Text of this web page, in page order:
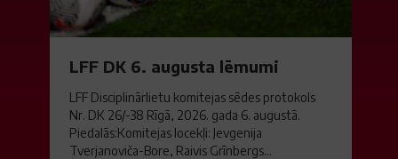
LFF DK 6. augusta lēmumi
LFF Disciplinārlietu komitejas sēdes protokols
Nr. DK 26/-38 Rīgā, 2026. gada 6. augustā.
Piedalās:Komitejas locekļi: Jevgenija
Tverjanoviča-Bore, Raivis Grīnbergs...